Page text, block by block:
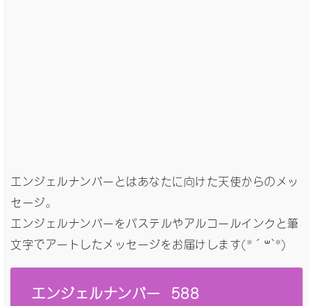
エンジェルナンバーとはあなたに向けた天使からのメッ
セージ。
エンジェルナンバーをパステルやアルコールインクと筆
文字でアートしたメッセージをお届けします(*´꒳`*)
エンジェルナンバー 588